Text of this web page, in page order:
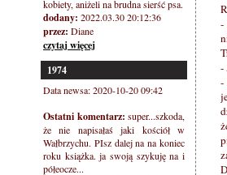
kobiety, aniżeli na brudna sierść psa.
dodany: 2022.03.30 20:12:36
przez: Diane
czytaj więcej
1974
Data newsa: 2020-10-20 09:42
Ostatni komentarz: super...szkoda,
że nie napisałaś jaki kościół w
Wałbrzychu. PIsz dalej na na koniec
roku książka. ja swoją szykuję na i
półeocze...
-
-
-